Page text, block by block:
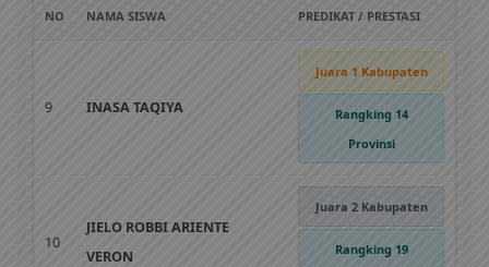
NO NAMA SISWA PREDIKAT / PRESTASI
9 INASA TAQIYA
Juara 1 Kabupaten
Rangking 14
Provinsi
10
JIELO ROBBI ARIENTE
VERON
Juara 2 Kabupaten
Rangking 19